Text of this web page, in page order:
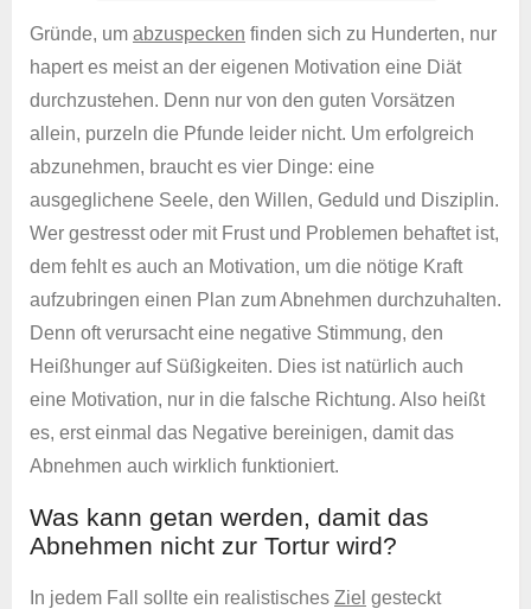
Gründe, um abzuspecken finden sich zu Hunderten, nur
hapert es meist an der eigenen Motivation eine Diät
durchzustehen. Denn nur von den guten Vorsätzen
allein, purzeln die Pfunde leider nicht. Um erfolgreich
abzunehmen, braucht es vier Dinge: eine
ausgeglichene Seele, den Willen, Geduld und Disziplin.
Wer gestresst oder mit Frust und Problemen behaftet ist,
dem fehlt es auch an Motivation, um die nötige Kraft
aufzubringen einen Plan zum Abnehmen durchzuhalten.
Denn oft verursacht eine negative Stimmung, den
Heißhunger auf Süßigkeiten. Dies ist natürlich auch
eine Motivation, nur in die falsche Richtung. Also heißt
es, erst einmal das Negative bereinigen, damit das
Abnehmen auch wirklich funktioniert.
Was kann getan werden, damit das
Abnehmen nicht zur Tortur wird?
In jedem Fall sollte ein realistisches Ziel gesteckt